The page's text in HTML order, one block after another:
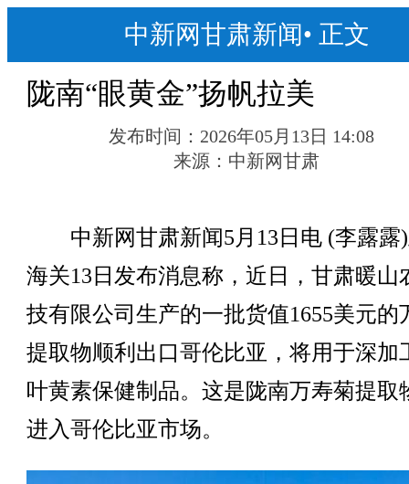
中新网甘肃新闻• 正文
陇南“眼黄金”扬帆拉美
发布时间： 2026年05月13日 14:08
来源： 中新网甘肃
中新网甘肃新闻5月13日电 (李露露
海关13日发布消息称，近日，甘肃暖山
技有限公司生产的一批货值1655美元的
提取物顺利出口哥伦比亚，将用于深加
叶黄素保健制品。这是陇南万寿菊提取
进入哥伦比亚市场。